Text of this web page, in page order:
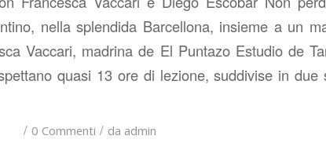
nella splendida Barcellona, insieme a un
Vaccari, madrina de El Puntazo Estudio de
quasi 13 ore di lezione, suddivise in due
/ 0 Commenti / da admin